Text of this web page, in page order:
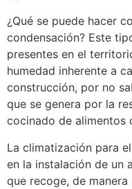
¿Qué se puede hacer
condensación? Este
presentes en el
humedad inherente a
construcción, por no
que se genera por la
cocinado de alimentos
La climatización para
en la instalación de un
que recoge, de